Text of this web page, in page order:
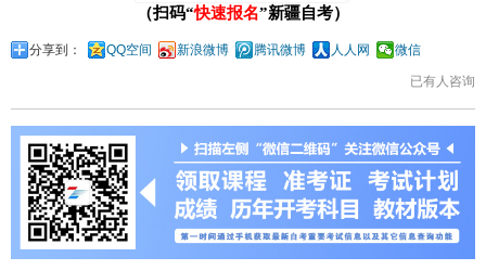
（扫码“快速报名”新疆自考）
分享到： QQ空间 新浪微博 腾讯微博 人人网 微信
已有人咨询